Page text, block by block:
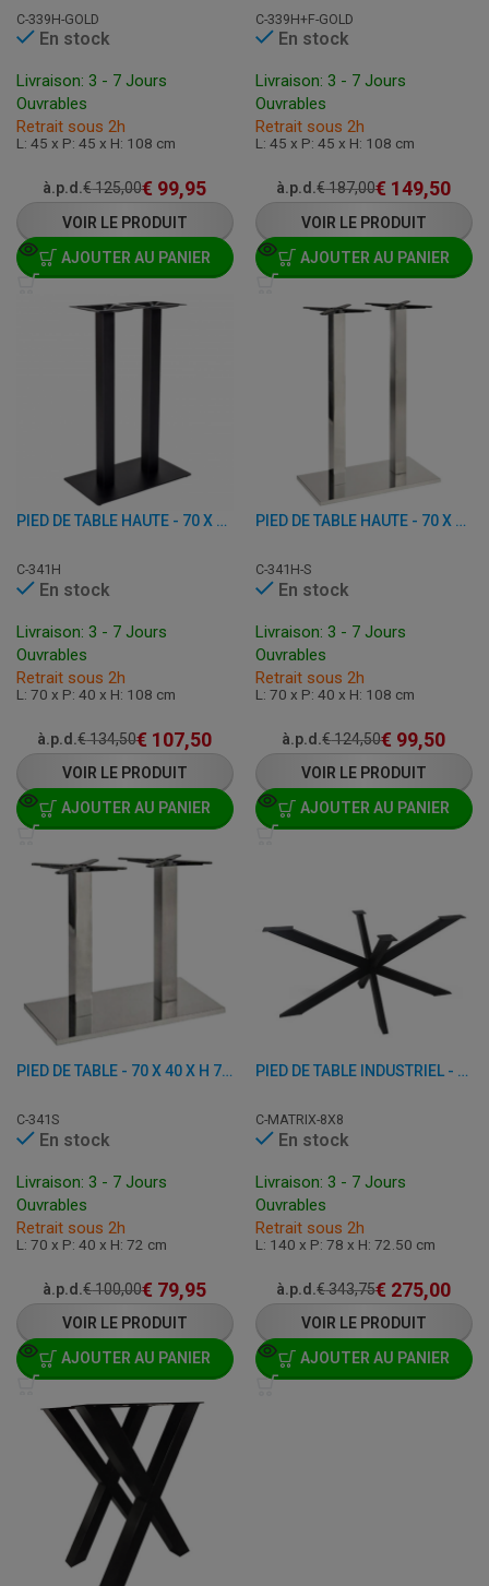
C-339H-GOLD
En stock
Livraison: 3 - 7 Jours
Ouvrables
Retrait sous 2h
L: 45 x P: 45 x H: 108 cm
à.p.d.€125,00€ 99,95
VOIR LE PRODUIT
AJOUTER AU PANIER
C-339H+F-GOLD
En stock
Livraison: 3 - 7 Jours
Ouvrables
Retrait sous 2h
L: 45 x P: 45 x H: 108 cm
à.p.d.€187,00€ 149,50
VOIR LE PRODUIT
AJOUTER AU PANIER
PIED DE TABLE HAUTE - 70 X 40 X H 108 CM - FONTE
C-341H
En stock
Livraison: 3 - 7 Jours
Ouvrables
Retrait sous 2h
L: 70 x P: 40 x H: 108 cm
à.p.d.€134,50€ 107,50
VOIR LE PRODUIT
AJOUTER AU PANIER
PIED DE TABLE HAUTE - 70 X 40 X H 108 CM - INOX
C-341H-S
En stock
Livraison: 3 - 7 Jours
Ouvrables
Retrait sous 2h
L: 70 x P: 40 x H: 108 cm
à.p.d.€124,50€ 99,50
VOIR LE PRODUIT
AJOUTER AU PANIER
PIED DE TABLE - 70 X 40 X H 72 CM - INOX
C-341S
En stock
Livraison: 3 - 7 Jours
Ouvrables
Retrait sous 2h
L: 70 x P: 40 x H: 72 cm
à.p.d.€100,00€ 79,95
VOIR LE PRODUIT
AJOUTER AU PANIER
PIED DE TABLE INDUSTRIEL - 140 X 78 X H 72,50 CM - ACIER
C-MATRIX-8X8
En stock
Livraison: 3 - 7 Jours
Ouvrables
Retrait sous 2h
L: 140 x P: 78 x H: 72.50 cm
à.p.d.€343,75€ 275,00
VOIR LE PRODUIT
AJOUTER AU PANIER